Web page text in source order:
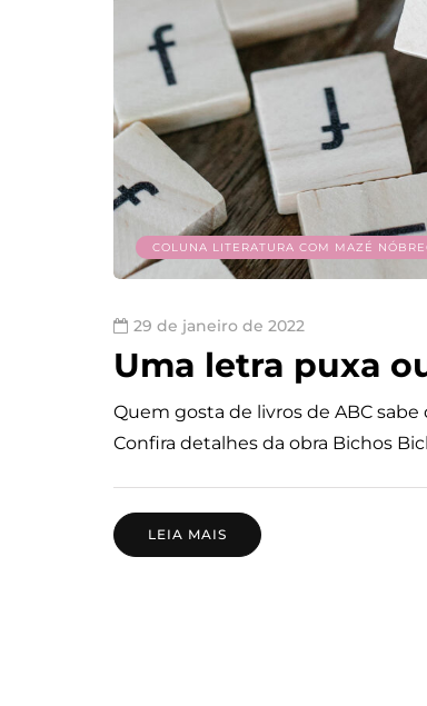
COLUNA LITERATURA COM MAZÉ
29 de janeiro de 2022
Uma letra puxa
Quem gosta de livros de ABC
Confira detalhes da obra Bichos
LEIA MAIS